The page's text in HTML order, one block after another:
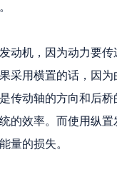
动机，因为动力要
采用横置的话，因
传动轴的方向和后
的效率。而使用纵
量的损失。